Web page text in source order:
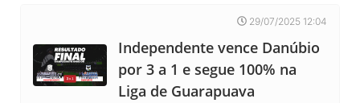
29/07/2025 12:04
Independente vence Danúbio
por 3 a 1 e segue 100% na
Liga de Guarapuava